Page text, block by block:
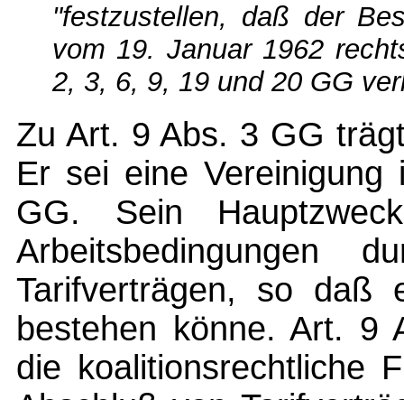
"festzustellen, daß der
vom 19. Januar 1962
2, 3, 6, 9, 19 und 20 GG
Zu Art. 9 Abs. 3 GG
Er sei eine
GG. Sein
Arbeitsbedingungen
Tarifverträgen, so daß
bestehen könne. Art. 9
die koalitionsrechtliche